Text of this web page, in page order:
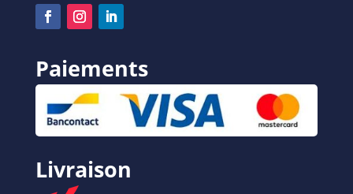
Paiements
Livraison